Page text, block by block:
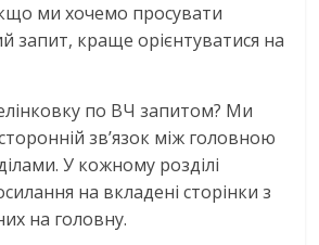
ми хочемо просувати
запит, краще орієнтуватися на
по ВЧ запитом? Ми
зв’язок між головною
У кожному розділі
на вкладені сторінки з
на головну.